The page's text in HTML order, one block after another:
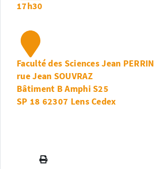
17h30
Faculté des Sciences Jean PERRIN
rue Jean SOUVRAZ
Bâtiment B Amphi S25
SP 18 62307 Lens Cedex